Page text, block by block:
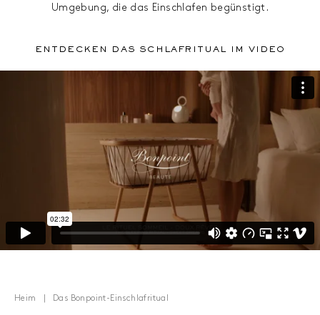
Umgebung, die das Einschlafen begünstigt.
ENTDECKEn DAS SCHLAFRITUAL IM VIDEO
ENTDECKEN DAS SCHLAFRITUAL IM VIDEO
Heim Das Bonpoint-Einschlafritual